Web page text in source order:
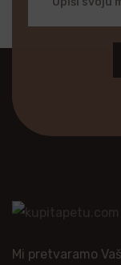
Mi pretvaramo